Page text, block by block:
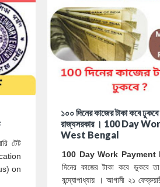
টেট
on
১০০ দিনের কাজের টাকা কবে
রাজ্যসরকার । 100 Day
West Bengal
100 Day Work Payment
দিনের কাজের টাকা কবে ডুকবে
বন্দ্যোপাধ্যায় । আগামী ২১